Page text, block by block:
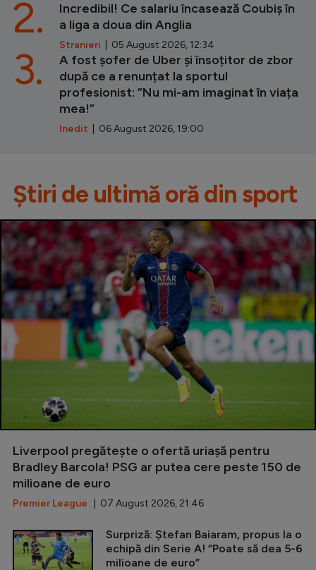
Incredibil! Ce salariu încasează Coubiș în
a liga a doua din Anglia
Stranieri | 05 August 2026, 12:34
2.
A fost șofer de Uber și însoțitor de zbor
după ce a renunțat la sportul
profesionist: ”Nu mi-am imaginat în viața
mea!”
Inedit | 06 August 2026, 19:00
3.
Știri de ultimă oră din sport
Liverpool pregătește o ofertă uriașă pentru
Bradley Barcola! PSG ar putea cere peste 150 de
milioane de euro
Premier League | 07 August 2026, 21:46
Surpriză: Ștefan Baiaram, propus la o
echipă din Serie A! ”Poate să dea 5-6
milioane de euro”